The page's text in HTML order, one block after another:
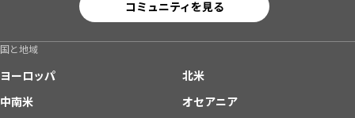
コミュニティを見る
国と地域
ヨーロッパ
北米
中南米
オセアニア